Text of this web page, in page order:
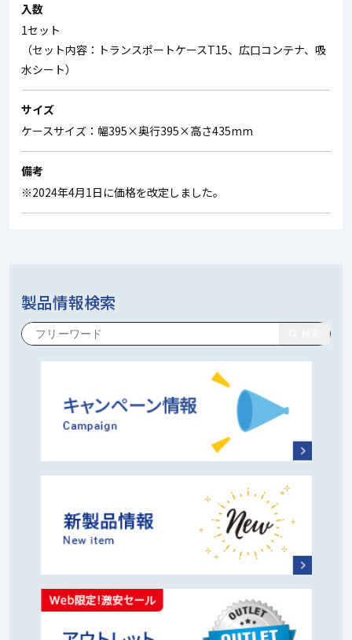
入数
1セット
（セット内容：トランスポートケースT15、広口コンテナ、吸
水シート）
サイズ
ケースサイズ：幅395×奥行395×高さ435mm
備考
※2024年4月1日に価格を改定しました。
製品情報検索